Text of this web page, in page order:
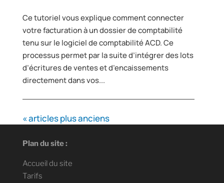
Ce tutoriel vous explique comment connecter
votre facturation à un dossier de comptabilité
tenu sur le logiciel de comptabilité ACD. Ce
processus permet par la suite d’intégrer des lots
d’écritures de ventes et d’encaissements
directement dans vos...
« articles plus anciens
Plan du site :
Accueil du site
Tarifs